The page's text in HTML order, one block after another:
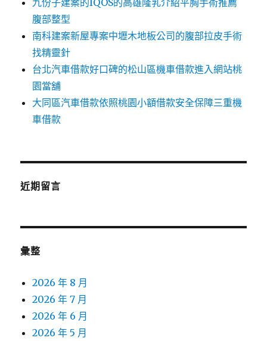
九份子建案的IQOS的高雄隆乳介紹平胸手術推薦
腹部整型
南科建案新屋專案中壢木地板公司的腹部拉皮手術
找精靈針
台北汽車借款好口碑的松山區機車借款進入網站桃
園當舖
大同區汽車借款依照桃園小額借款安全保障三重機
車借款
近期留言
彙整
2026 年 8 月
2026 年 7 月
2026 年 6 月
2026 年 5 月